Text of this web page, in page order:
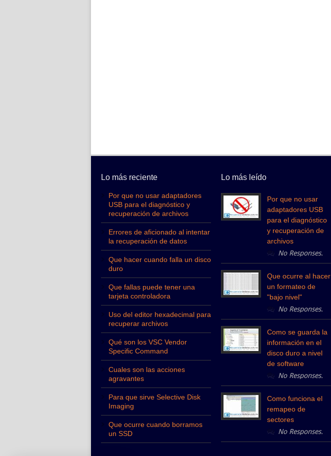
Lo más reciente
Por que no usar adaptadores
USB para el diagnóstico y
recuperación de archivos
Errores de aficionado al intentar
la recuperación de datos
Que hacer cuando falla un disco
duro
Que fallas puede tener una
tarjeta controladora
Uso del editor hexadecimal para
recuperar archivos
Qué son los VSC Vendor
Specific Command
Cuales son las acciones
agravantes
Para que sirve Selective Disk
Imaging
Que ocurre cuando borramos
un SSD
Lo más leído
Por que no usar
adaptadores USB
para el diagnóstico
y recuperación de
archivos
No Responses.
Que ocurre al hacer
un formateo de
"bajo nivel"
No Responses.
Como se guarda la
información en el
disco duro a nivel
de software
No Responses.
Como funciona el
remapeo de
sectores
No Responses.